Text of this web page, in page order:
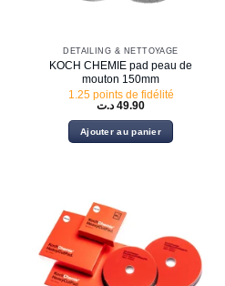
DETAILING & NETTOYAGE
KOCH CHEMIE pad peau de
mouton 150mm
1.25 points de fidélité
49.90 د.ت
Ajouter au panier